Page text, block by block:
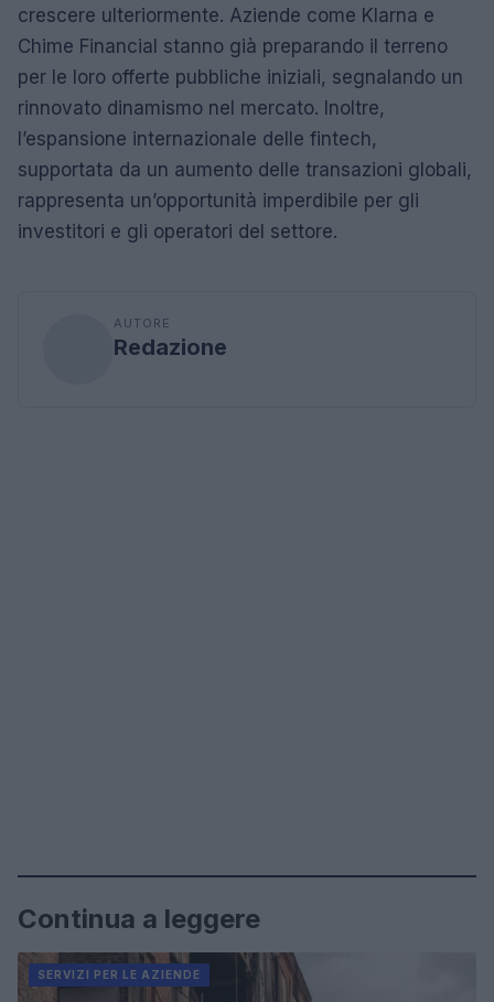
crescere ulteriormente. Aziende come Klarna e
Chime Financial stanno già preparando il terreno
per le loro offerte pubbliche iniziali, segnalando un
rinnovato dinamismo nel mercato. Inoltre,
l’espansione internazionale delle fintech,
supportata da un aumento delle transazioni globali,
rappresenta un’opportunità imperdibile per gli
investitori e gli operatori del settore.
AUTORE
Redazione
Continua a leggere
SERVIZI PER LE AZIENDE